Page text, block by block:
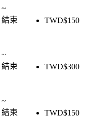
~
結束
TWD$150
~
結束
TWD$300
~
結束
TWD$150